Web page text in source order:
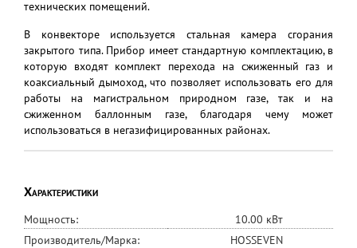
технических помещений.
В конвекторе используется стальная камера сгорания
закрытого типа. Прибор имеет стандартную комплектацию, в
которую входят комплект перехода на сжиженный газ и
коаксиальный дымоход, что позволяет использовать его для
работы на магистральном природном газе, так и на
сжиженном баллонным газе, благодаря чему может
использоваться в негазифицированных районах.
Характеристики
Мощность:
10.00 кВт
Производитель/Марка:
HOSSEVEN